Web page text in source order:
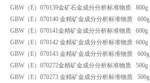
GBW（E）070139金矿石金成分分析标准物质 800g
GBW（E）070140 金精矿金成分分析标准物质 600g
GBW（E）070141金精矿金成分分析标准物质 600g
GBW（E）070142 金精矿金成分分析标准物质 600g
GBW（E）070143 金精矿金成分分析标准物质 600g
GBW（E）070272金精矿金成分分析标准物质 500g
GBW（E）070273 金精矿金成分分析标准物质 500g